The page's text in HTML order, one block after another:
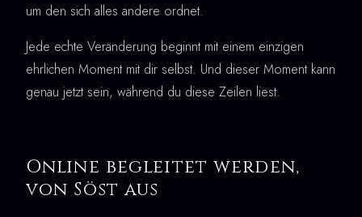
um den sich alles andere ordnet.
Jede echte Veränderung beginnt mit einem einzigen
ehrlichen Moment mit dir selbst. Und dieser Moment kann
genau jetzt sein, während du diese Zeilen liest.
Online begleitet werden,
von Söst aus